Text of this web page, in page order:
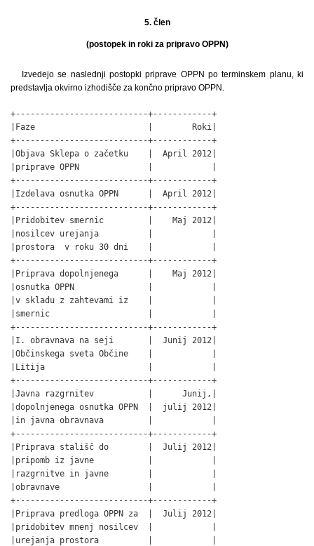
5. člen
(postopek in roki za pripravo OPPN)
Izvedejo se naslednji postopki priprave OPPN po terminskem planu, ki
predstavlja okvirno izhodišče za končno pripravo OPPN.
+---------------------------+------------+
|Faze                       |        Roki|
+---------------------------+------------+
|Objava Sklepa o začetku    |  April 2012|
|priprave OPPN              |            |
+---------------------------+------------+
|Izdelava osnutka OPPN      |  April 2012|
+---------------------------+------------+
|Pridobitev smernic         |    Maj 2012|
|nosilcev urejanja          |            |
|prostora  v roku 30 dni    |            |
+---------------------------+------------+
|Priprava dopolnjenega      |    Maj 2012|
|osnutka OPPN               |            |
|v skladu z zahtevami iz    |            |
|smernic                    |            |
+---------------------------+------------+
|I. obravnava na seji       |  Junij 2012|
|Občinskega sveta Občine    |            |
|Litija                     |            |
+---------------------------+------------+
|Javna razgrnitev           |      Junij,|
|dopolnjenega osnutka OPPN  |  julij 2012|
|in javna obravnava         |            |
+---------------------------+------------+
|Priprava stališč do        |  Julij 2012|
|pripomb iz javne           |            |
|razgrnitve in javne        |            |
|obravnave                  |            |
+---------------------------+------------+
|Priprava predloga OPPN za  |  Julij 2012|
|pridobitev mnenj nosilcev  |            |
|urejanja prostora          |            |